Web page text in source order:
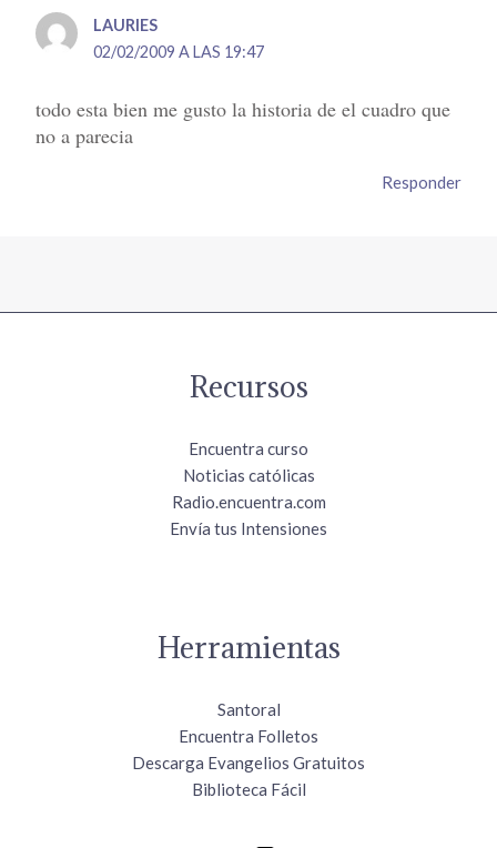
LAURIES
02/02/2009 A LAS 19:47
todo esta bien me gusto la historia de el cuadro que
no a parecia
Responder
Recursos
Encuentra curso
Noticias católicas
Radio.encuentra.com
Envía tus Intensiones
Herramientas
Santoral
Encuentra Folletos
Descarga Evangelios Gratuitos
Biblioteca Fácil